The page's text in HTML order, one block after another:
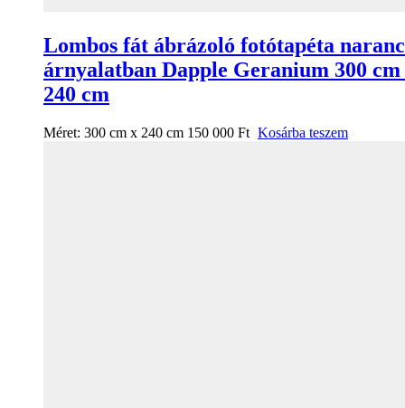
Lombos fát ábrázoló fotótapéta
árnyalatban Dapple Geranium 300 cm
240 cm
Méret: 300 cm x 240 cm 150 000 Ft Kosárba teszem